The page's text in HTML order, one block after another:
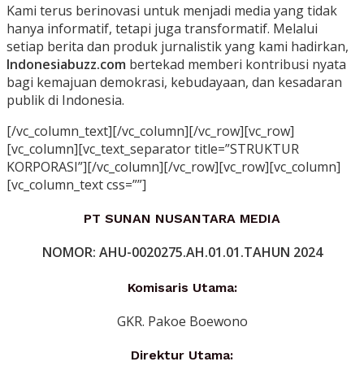
Kami terus berinovasi untuk menjadi media yang tidak
hanya informatif, tetapi juga transformatif. Melalui
setiap berita dan produk jurnalistik yang kami hadirkan,
Indonesiabuzz.com bertekad memberi kontribusi nyata
bagi kemajuan demokrasi, kebudayaan, dan kesadaran
publik di Indonesia.
[/vc_column_text][/vc_column][/vc_row][vc_row]
[vc_column][vc_text_separator title=”STRUKTUR
KORPORASI”][/vc_column][/vc_row][vc_row][vc_column]
[vc_column_text css=””]
PT SUNAN NUSANTARA MEDIA
NOMOR: AHU-0020275.AH.01.01.TAHUN 2024
Komisaris Utama:
GKR. Pakoe Boewono
Direktur Utama: